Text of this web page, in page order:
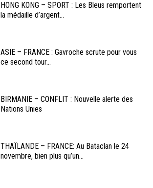
HONG KONG – SPORT : Les Bleus remportent
la médaille d’argent...
ASIE – FRANCE : Gavroche scrute pour vous
ce second tour...
BIRMANIE – CONFLIT : Nouvelle alerte des
Nations Unies
THAÏLANDE – FRANCE: Au Bataclan le 24
novembre, bien plus qu’un...